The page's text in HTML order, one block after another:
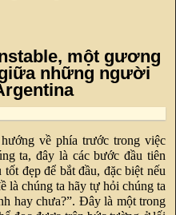
một gương
những người
về phía trước trong việc
ta, đây là các bước đầu tiên
đẹp để bắt đầu, đặc biệt nếu
là chúng ta hãy tự hỏi chúng ta
hay chưa?”. Đây là một trong